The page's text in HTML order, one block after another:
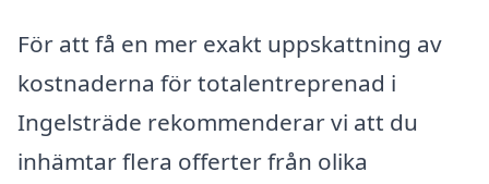
För att få en mer exakt uppskattning av
kostnaderna för totalentreprenad i
Ingelsträde rekommenderar vi att du
inhämtar flera offerter från olika